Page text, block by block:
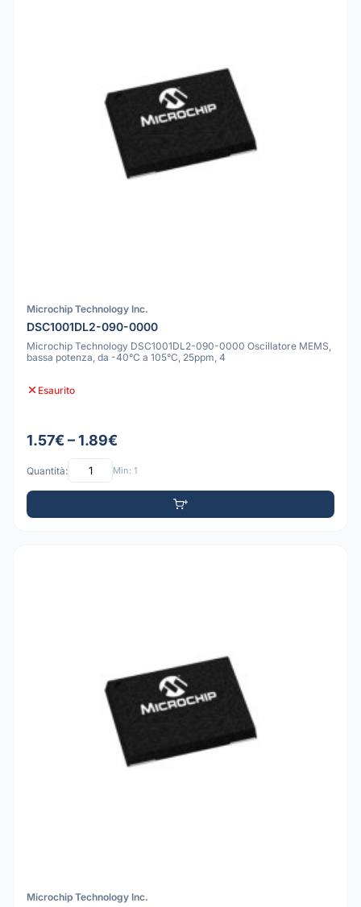
Microchip Technology Inc.
DSC1001DL2-090-0000
Microchip Technology DSC1001DL2-090-0000 Oscillatore MEMS,
bassa potenza, da -40°C a 105°C, 25ppm, 4
Esaurito
1.57€ – 1.89€
Quantità: Min: 1
Microchip Technology Inc.